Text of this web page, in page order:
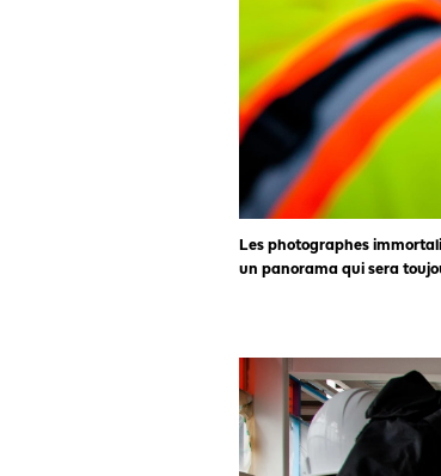
Les photographes
un panorama qui sera